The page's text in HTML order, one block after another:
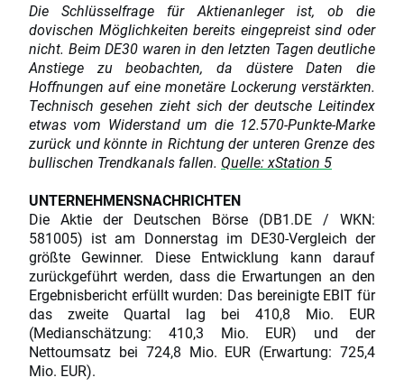
Die Schlüsselfrage für Aktienanleger ist, ob die
dovischen Möglichkeiten bereits eingepreist sind oder
nicht. Beim DE30 waren in den letzten Tagen deutliche
Anstiege zu beobachten, da düstere Daten die
Hoffnungen auf eine monetäre Lockerung verstärkten.
Technisch gesehen zieht sich der deutsche Leitindex
etwas vom Widerstand um die 12.570-Punkte-Marke
zurück und könnte in Richtung der unteren Grenze des
bullischen Trendkanals fallen. Quelle: xStation 5
UNTERNEHMENSNACHRICHTEN
Die Aktie der Deutschen Börse (DB1.DE / WKN:
581005) ist am Donnerstag im DE30-Vergleich der
größte Gewinner. Diese Entwicklung kann darauf
zurückgeführt werden, dass die Erwartungen an den
Ergebnisbericht erfüllt wurden: Das bereinigte EBIT für
das zweite Quartal lag bei 410,8 Mio. EUR
(Medianschätzung: 410,3 Mio. EUR) und der
Nettoumsatz bei 724,8 Mio. EUR (Erwartung: 725,4
Mio. EUR).